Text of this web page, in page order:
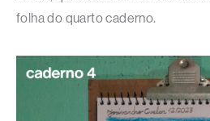
folha do quarto caderno.